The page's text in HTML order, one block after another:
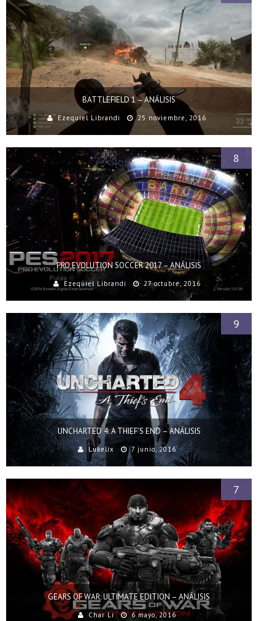
BATTLEFIELD 1 – ANÁLISIS
Ezequiel Librandi 25 noviembre, 2016
PRO EVOLUTION SOCCER 2017 – ANÁLISIS
Ezequiel Librandi 27 octubre, 2016
8
UNCHARTED 4: A THIEF’S END – ANÁLISIS
Lukelix 7 junio, 2016
9
GEARS OF WAR: ULTIMATE EDITION – ANÁLISIS
Char Li 6 mayo, 2016
7